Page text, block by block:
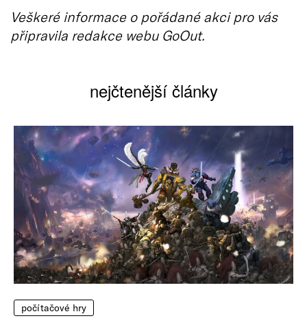
Veškeré informace o pořádané akci pro vás
připravila redakce webu GoOut.
nejčtenější články
počítačové hry